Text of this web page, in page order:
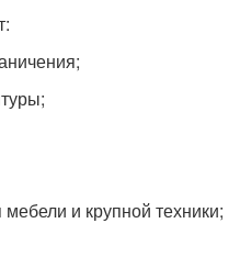
и крупной техники;